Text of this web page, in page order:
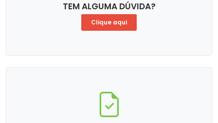
TEM ALGUMA DÚVIDA?
Clique aqui